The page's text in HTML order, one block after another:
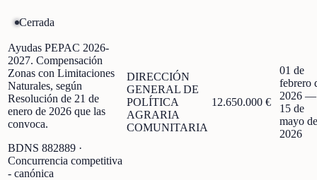
Cerrada
Ayudas PEPAC 2026-
2027. Compensación
Zonas con Limitaciones
Naturales, según
Resolución de 21 de
enero de 2026 que las
convoca.
BDNS 882889 ·
Concurrencia competitiva
- canónica
DIRECCIÓN
GENERAL DE
POLÍTICA
AGRARIA
COMUNITARIA
12.650.000 €
01 de
febrero
2026 —
15 de
mayo de
2026